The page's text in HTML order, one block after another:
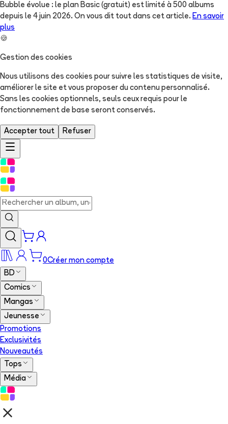
Bubble évolue : le plan Basic (gratuit) est limité à 500 albums
depuis le 4 juin 2026. On vous dit tout dans cet article. En savoir
plus
🍪
Gestion des cookies
Nous utilisons des cookies pour suivre les statistiques de visite,
améliorer le site et vous proposer du contenu personnalisé.
Sans les cookies optionnels, seuls ceux requis pour le
fonctionnement de base seront conservés.
Accepter tout Refuser
0Créer mon compte
BD
Comics
Mangas
Jeunesse
Promotions
Exclusivités
Nouveautés
Tops
Média